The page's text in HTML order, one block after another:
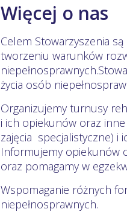
Więcej o nas
Celem Stowarzyszenia
tworzeniu warunków
życia osób
Organizujemy turnusy
i ich opiekunów oraz
zajęcia specjalistyczne) i
Informujemy opiekunów
oraz pomagamy w
Wspomaganie różnych
niepełnosprawnych.